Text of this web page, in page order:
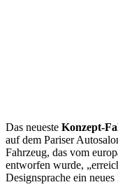
Das neueste Konzept-
auf dem Pariser
Fahrzeug, das vom
entworfen wurde,
Designsprache ein